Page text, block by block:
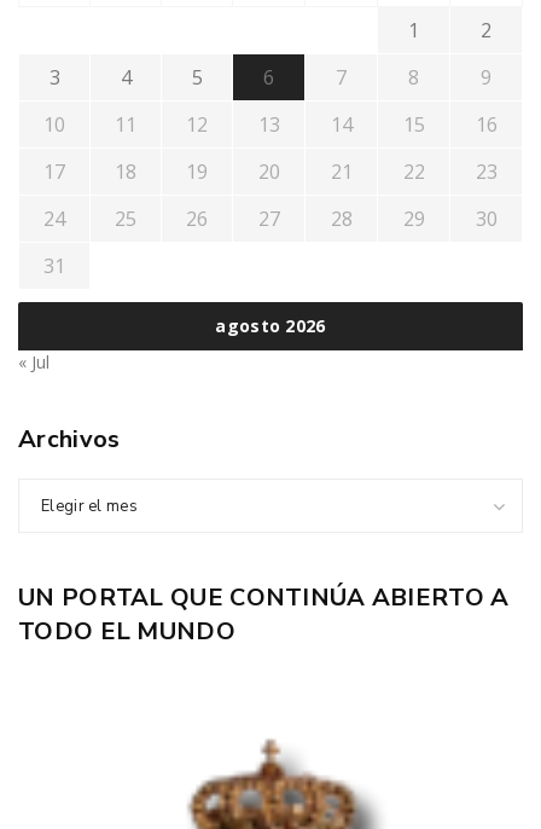
agosto 2026
1
2
3
4 5 6 7 8
9
10
11 12 13 14 15
16
17
18 19 20 21 22
23
24
25 26 27 28 29
30
31
« Jul
Archivos
Elegir el mes
UN PORTAL QUE CONTINÚA ABIERTO A
TODO EL MUNDO